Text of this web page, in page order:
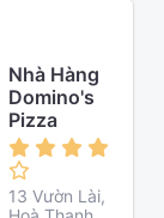
Nhà Hàng
Domino's
Pizza
13 Vườn Lài,